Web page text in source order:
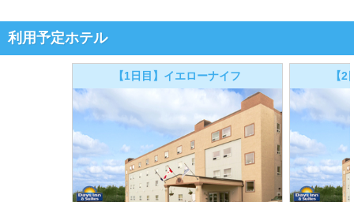
利用予定ホテル
【1日目】イエローナイフ 【